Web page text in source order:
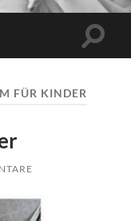
FÜR KINDER